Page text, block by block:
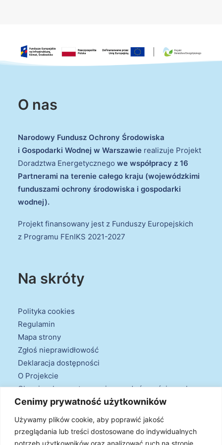
Cenimy prywatność użytkowników
Używamy plików cookie, aby poprawić jakość
przeglądania lub treści dostosowane do indywidualnych
potrzeb użytkowników oraz analizować ruch na stronie.
O nas
Narodowy Fundusz Ochrony Środowiska
i Gospodarki Wodnej w Warszawie realizuje Projekt
Doradztwa Energetycznego we współpracy z 16
Partnerami na terenie całego kraju (wojewódzkimi
funduszami ochrony środowiska i gospodarki
wodnej).
Projekt finansowany jest z Funduszy Europejskich
z Programu FEnIKS 2021-2027
Na skróty
Polityka cookies
Regulamin
Mapa strony
Zgłoś nieprawidłowość
Deklaracja dostępności
O Projekcie
Obowiązek przestrzegania zasad równościowych
oraz warunków podstawowych
Klauzule informacyjne